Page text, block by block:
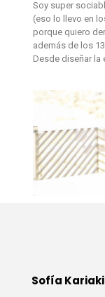
Soy super
(eso lo llevo en
porque quiero
además de los
Desde diseñar la
Sofía